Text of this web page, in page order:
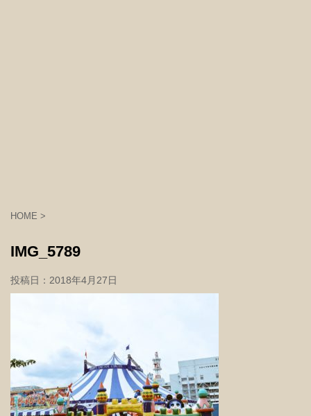
HOME >
IMG_5789
投稿日： 2018年4月27日